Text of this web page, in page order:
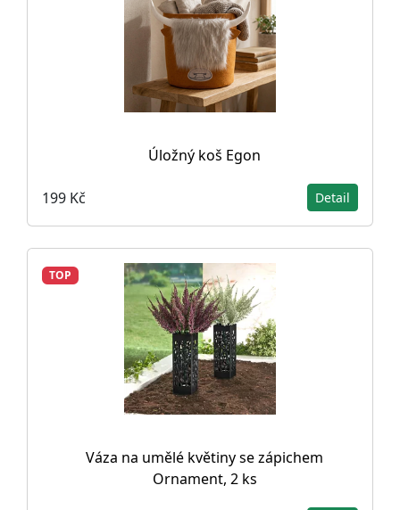
Úložný koš Egon
199 Kč Detail
TOP
Váza na umělé květiny se zápichem
Ornament, 2 ks